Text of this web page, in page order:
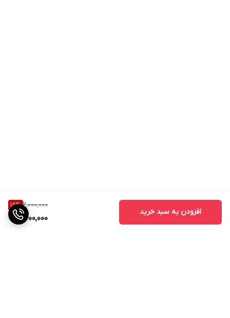
2,000,000
15%
1,700,000
افزودن به سبد خرید